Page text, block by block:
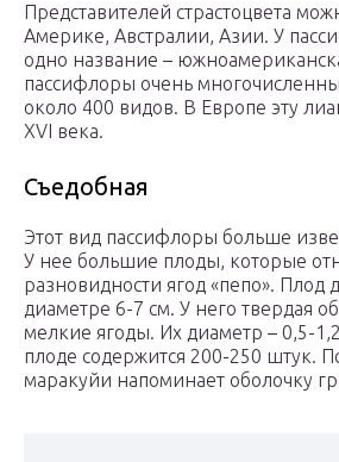
Представителей страстоцвета
Америке, Австралии, Азии. У
одно название –
пассифлоры очень
около 400 видов. В Европе эту
XVI века.
Съедобная
Этот вид пассифлоры больше
У нее большие плоды, которые
разновидности ягод «пепо». Плод
диаметре 6-7 см. У него твердая
мелкие ягоды. Их диаметр – 0,5-
плоде содержится 200-250 штук.
маракуйи напоминает оболочку